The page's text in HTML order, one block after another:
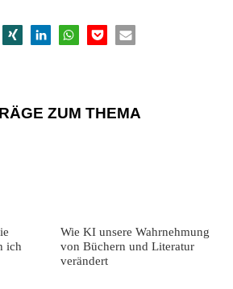
ZUM THEMA
ich
Wie KI unsere Wahrnehmung
von Büchern und Literatur
verändert